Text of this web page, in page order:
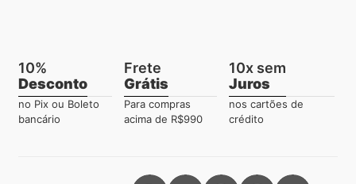
10%
Desconto
no Pix ou Boleto
bancário
Frete
Grátis
Para compras
acima de R$990
10x sem
Juros
nos cartões de
crédito